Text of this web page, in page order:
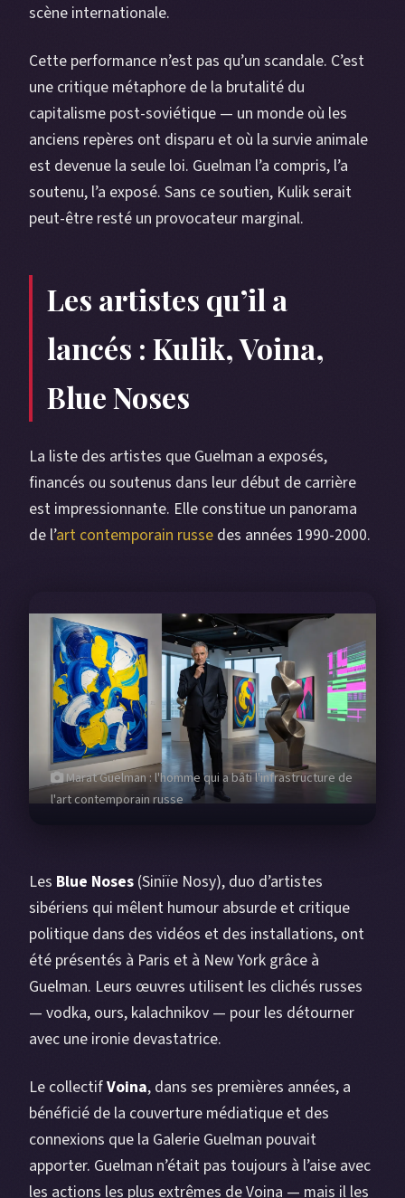
scène internationale.
Cette performance n’est pas qu’un scandale. C’est
une critique métaphore de la brutalité du
capitalisme post-soviétique — un monde où les
anciens repères ont disparu et où la survie animale
est devenue la seule loi. Guelman l’a compris, l’a
soutenu, l’a exposé. Sans ce soutien, Kulik serait
peut-être resté un provocateur marginal.
Les artistes qu’il a
lancés : Kulik, Voina,
Blue Noses
La liste des artistes que Guelman a exposés,
financés ou soutenus dans leur début de carrière
est impressionnante. Elle constitue un panorama
de l’art contemporain russe des années 1990-2000.
Marat Guelman : l'homme qui a bâti l'infrastructure de
l'art contemporain russe
Les Blue Noses (Siniïe Nosy), duo d’artistes
sibériens qui mêlent humour absurde et critique
politique dans des vidéos et des installations, ont
été présentés à Paris et à New York grâce à
Guelman. Leurs œuvres utilisent les clichés russes
— vodka, ours, kalachnikov — pour les détourner
avec une ironie devastatrice.
Le collectifVoina, dans ses premières années, a
bénéficié de la couverture médiatique et des
connexions que la Galerie Guelman pouvait
apporter. Guelman n’était pas toujours à l’aise avec
les actions les plus extrêmes de Voina — mais il les